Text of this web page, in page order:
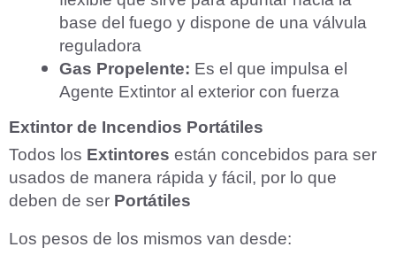
base del fuego y dispone de una válvula
reguladora
Gas Propelente: Es el que impulsa el
Agente Extintor al exterior con fuerza
Extintor de Incendios Portátiles
Todos los Extintores están concebidos para ser
usados de manera rápida y fácil, por lo que
deben de ser Portátiles
Los pesos de los mismos van desde: